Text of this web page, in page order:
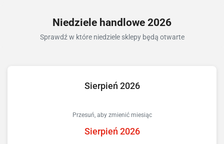
Niedziele handlowe 2026
Sprawdź w które niedziele sklepy będą otwarte
Sierpień 2026
Przesuń, aby zmienić miesiąc
Sierpień 2026